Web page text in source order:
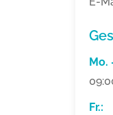
Mo.
Fr.: